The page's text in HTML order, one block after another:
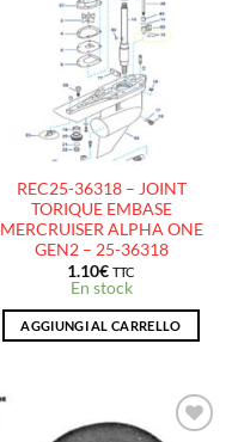
À LA
LISTE
D’ENVIES
REC25-36318 – JOINT
TORIQUE EMBASE
MERCRUISER ALPHA ONE
GEN2 – 25-36318
1.10€ TTC
En stock
AGGIUNGI AL CARRELLO